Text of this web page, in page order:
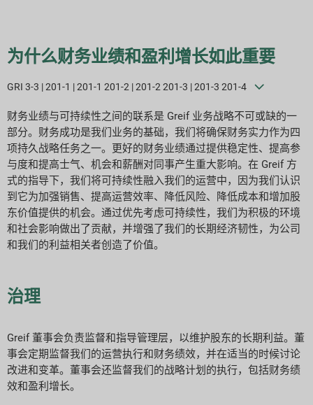
为什么财务业绩和盈利增长如此重要
GRI 3-3 | 201-1 | 201-1 201-2 | 201-2 201-3 | 201-3 201-4
财务业绩与可持续性之间的联系是 Greif 业务战略不可或缺的一
部分。财务成功是我们业务的基础，我们将确保财务实力作为四
项持久战略任务之一。更好的财务业绩通过提供稳定性、提高参
与度和提高士气、机会和薪酬对同事产生重大影响。在 Greif 方
式的指导下，我们将可持续性融入我们的运营中，因为我们认识
到它为加强销售、提高运营效率、降低风险、降低成本和增加股
东价值提供的机会。通过优先考虑可持续性，我们为积极的环境
和社会影响做出了贡献，并增强了我们的长期经济韧性，为公司
和我们的利益相关者创造了价值。
治理
Greif 董事会负责监督和指导管理层，以维护股东的长期利益。董
事会定期监督我们的运营执行和财务绩效，并在适当的时候讨论
改进和变革。董事会还监督我们的战略计划的执行，包括财务绩
效和盈利增长。